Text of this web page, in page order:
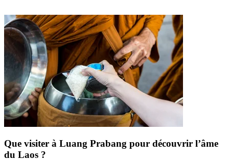
Que visiter à Luang Prabang pour découvrir l’âme
du Laos ?